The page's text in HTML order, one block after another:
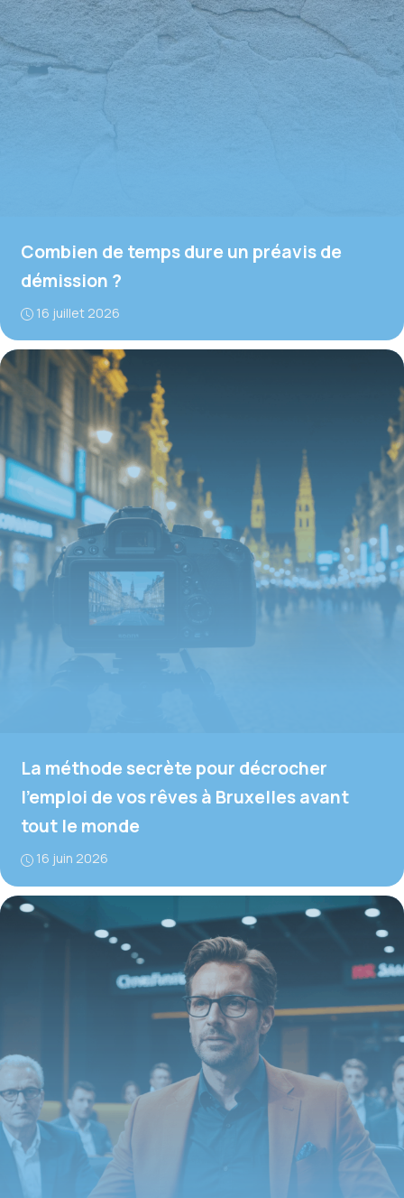
Combien de temps dure un préavis de
démission ?
16 juillet 2026
La méthode secrète pour décrocher
l’emploi de vos rêves à Bruxelles avant
tout le monde
16 juin 2026